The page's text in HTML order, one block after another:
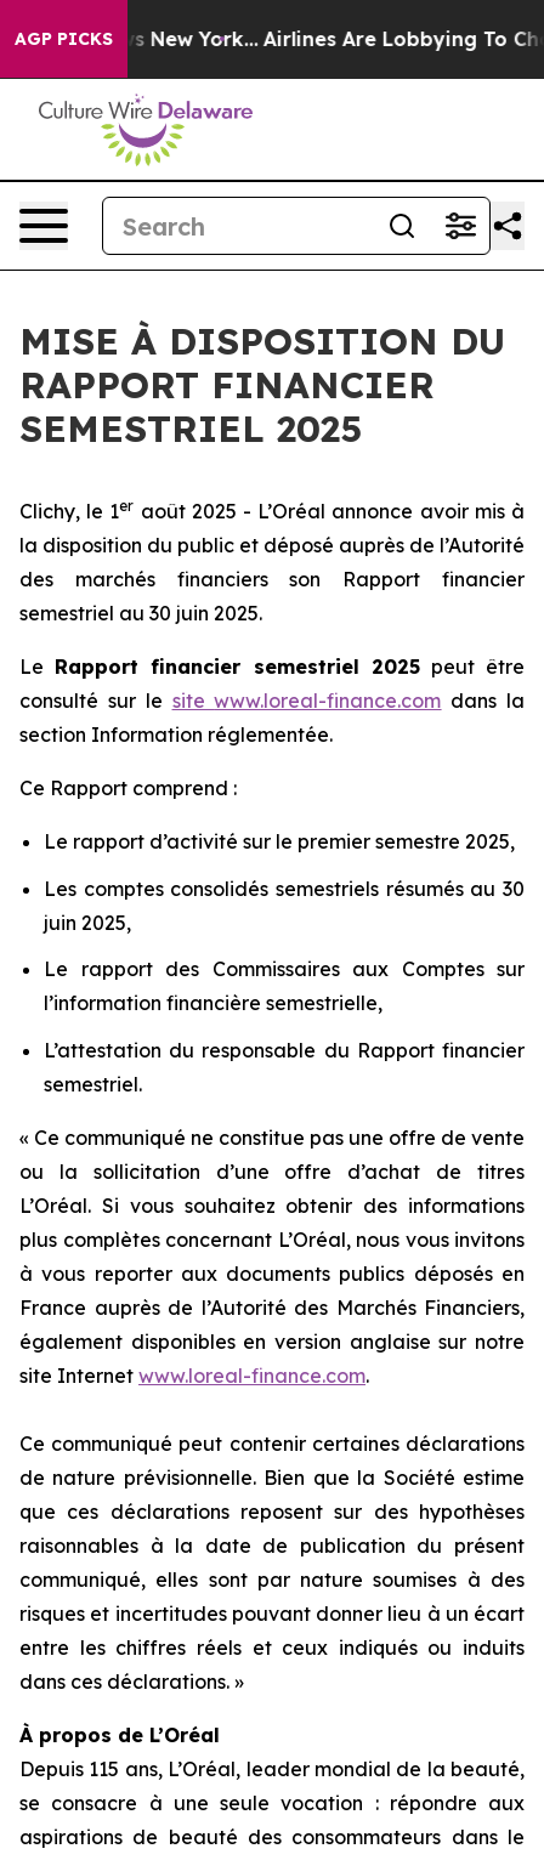
AGP PICKS
News New York... Airlines Are Lobbying To
MISE À DISPOSITION DU
RAPPORT FINANCIER
SEMESTRIEL 2025
Clichy, le 1er août 2025 - L’Oréal annonce avoir mis à
la disposition du public et déposé auprès de l’Autorité
des marchés financiers son Rapport financier
semestriel au 30 juin 2025.
Le Rapport financier semestriel 2025peut être
consulté sur le sitewww.loreal-finance.com dans la
section Information réglementée.
Ce Rapport comprend :
Le rapport d’activité sur le premier semestre 2025,
Les comptes consolidés semestriels résumés au 30
juin 2025,
Le rapport des Commissaires aux Comptes sur
l’information financière semestrielle,
L’attestation du responsable du Rapport financier
semestriel.
« Ce communiqué ne constitue pas une offre de vente
ou la sollicitation d’une offre d’achat de titres
L’Oréal. Si vous souhaitez obtenir des informations
plus complètes concernant L’Oréal, nous vous invitons
à vous reporter aux documents publics déposés en
France auprès de l’Autorité des Marchés Financiers,
également disponibles en version anglaise sur notre
site Internet www.loreal-finance.com.
Ce communiqué peut contenir certaines déclarations
de nature prévisionnelle. Bien que la Société estime
que ces déclarations reposent sur des hypothèses
raisonnables à la date de publication du présent
communiqué, elles sont par nature soumises à des
risques et incertitudes pouvant donner lieu à un écart
entre les chiffres réels et ceux indiqués ou induits
dans ces déclarations. »
À propos de L’Oréal
Depuis 115 ans, L’Oréal, leader mondial de la beauté,
se consacre à une seule vocation : répondre aux
aspirations de beauté des consommateurs dans le